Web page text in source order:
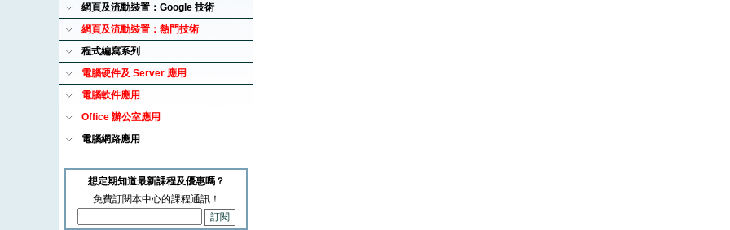
網頁及流動裝置：Google 技術
網頁及流動裝置：熱門技術
程式編寫系列
電腦硬件及 Server 應用
電腦軟件應用
Office 辦公室應用
電腦網路應用
想定期知道最新課程及優惠嗎？
免費訂閱本中心的課程通訊！